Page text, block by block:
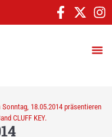
Sonntag, 18.05.2014 präsentieren
CLUFF KEY.